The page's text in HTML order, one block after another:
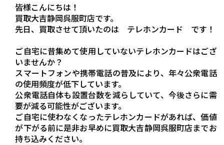
皆様こんにちは！
買取大吉静岡呉服町店です。
先日、買取させて頂いたのは テレホンカード です！
ご自宅に昔集めて使用していないテレホンカードはござ
いませんか？
スマートフォンや携帯電話の普及により、年々公衆電話
の使用頻度が低下しています。
公衆電話自体も設置台数を減らしていて、今後さらに需
要が減る可能性がございます。
ご自宅に使わなくなったテレホンカードがあれば、価値
が下がる前に是非お早めに買取大吉静岡呉服町店までお
持ち込みください。